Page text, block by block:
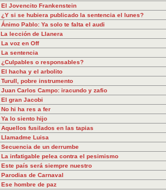
El Jovencito Frankenstein
¿Y si se hubiera publicado la sentencia el lunes?
Ánimo Pablo: Ya solo te falta el audi
La lección de Llanera
La voz en Off
La sentencia
¿Culpables o responsables?
El hacha y el arbolito
Turull, pobre instrumento
Juan Carlos Campo: iracundo y zafio
El gran Jacobi
No hi ha res a fer
Ya lo siento hijo
Aquellos fusilados en las tapias
Llamadme Luisa
Secuencia de un derrumbe
La infatigable pelea contra el pesimismo
Este país será siempre nuestro
Parodias de Carnaval
Ese hombre de paz